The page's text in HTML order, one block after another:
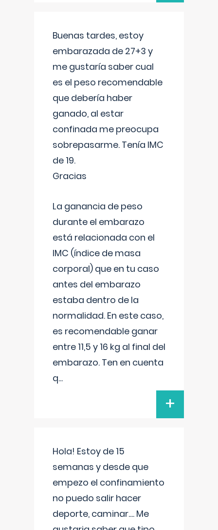
Buenas tardes, estoy
embarazada de 27+3 y
me gustaría saber cual
es el peso recomendable
que debería haber
ganado, al estar
confinada me preocupa
sobrepasarme. Tenía IMC
de 19.
Gracias
La ganancia de peso
durante el embarazo
está relacionada con el
IMC (índice de masa
corporal) que en tu caso
antes del embarazo
estaba dentro de la
normalidad. En este caso,
es recomendable ganar
entre 11,5 y 16 kg al final del
embarazo. Ten en cuenta
q...
+
Hola! Estoy de 15
semanas y desde que
empezo el confinamiento
no puedo salir hacer
deporte, caminar.... Me